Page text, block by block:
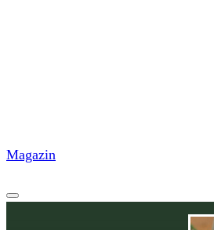
Magazin